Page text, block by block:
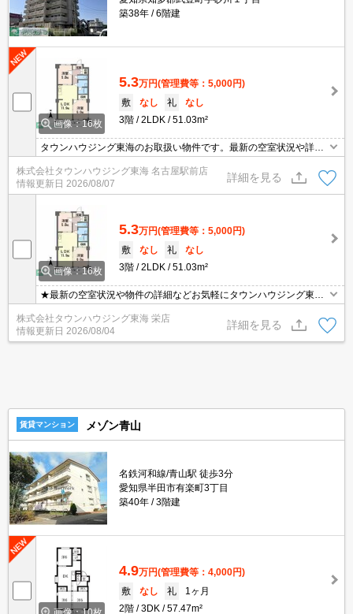
築38年
6階建
画像：16枚
5.3万円(管理費等：5,000円)
敷
なし 礼
なし
3階
2LDK 51.03m²
タウンハウジング東海のお取扱い物件です。最新の空室状況や詳細
などお気軽にお問い合わせください。
株式会社タウンハウジング東海 名古屋駅前店
情報更新日 2026/08/07
詳細を見る
画像：16枚
5.3万円(管理費等：5,000円)
敷
なし 礼
なし
3階
2LDK 51.03m²
★最新の空室状況や物件の詳細などお気軽にタウンハウジング東海
までお問い合わせください★
株式会社タウンハウジング東海 栄店
情報更新日 2026/08/04
詳細を見る
賃貸マンション メゾン青山
名鉄河和線/青山駅 徒歩3分
愛知県半田市有楽町3丁目
築40年
3階建
4.9万円(管理費等：4,000円)
敷
なし 礼
1ヶ月
2階
3DK 57.47m²